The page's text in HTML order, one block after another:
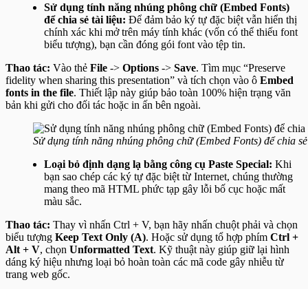
Sử dụng tính năng nhúng phông chữ (Embed Fonts)
để chia sẻ tài liệu: Để đảm bảo ký tự đặc biệt vẫn hiển thị
chính xác khi mở trên máy tính khác (vốn có thể thiếu font
biểu tượng), bạn cần đóng gói font vào tệp tin.
Thao tác: Vào thẻ File -> Options -> Save. Tìm mục “Preserve
fidelity when sharing this presentation” và tích chọn vào ô Embed
fonts in the file. Thiết lập này giúp bảo toàn 100% hiện trạng văn
bản khi gửi cho đối tác hoặc in ấn bên ngoài.
Sử dụng tính năng nhúng phông chữ (Embed Fonts) để chia
Loại bỏ định dạng lạ bằng công cụ Paste Special: Khi
bạn sao chép các ký tự đặc biệt từ Internet, chúng thường
mang theo mã HTML phức tạp gây lỗi bố cục hoặc mất
màu sắc.
Thao tác: Thay vì nhấn Ctrl + V, bạn hãy nhấn chuột phải và chọn
biểu tượng Keep Text Only (A). Hoặc sử dụng tổ hợp phím Ctrl +
Alt + V, chọn Unformatted Text. Kỹ thuật này giúp giữ lại hình
dáng ký hiệu nhưng loại bỏ hoàn toàn các mã code gây nhiễu từ
trang web gốc.